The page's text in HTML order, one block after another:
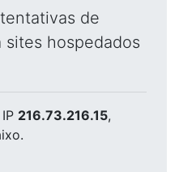
de
sites hospedados
216.73.216.15,